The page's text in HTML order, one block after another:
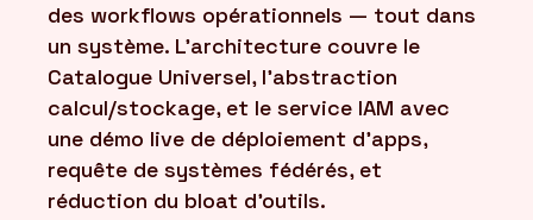
des workflows opérationnels — tout dans
un système. L'architecture couvre le
Catalogue Universel, l'abstraction
calcul/stockage, et le service IAM avec
une démo live de déploiement d'apps,
requête de systèmes fédérés, et
réduction du bloat d'outils.